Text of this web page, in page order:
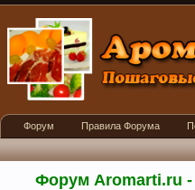
Форум Aromarti.ru -
Форум Правила Форума